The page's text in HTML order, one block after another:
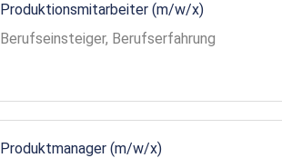
Produktionsmitarbeiter (m/w/x)
Berufseinsteiger, Berufserfahrung
Produktmanager (m/w/x)